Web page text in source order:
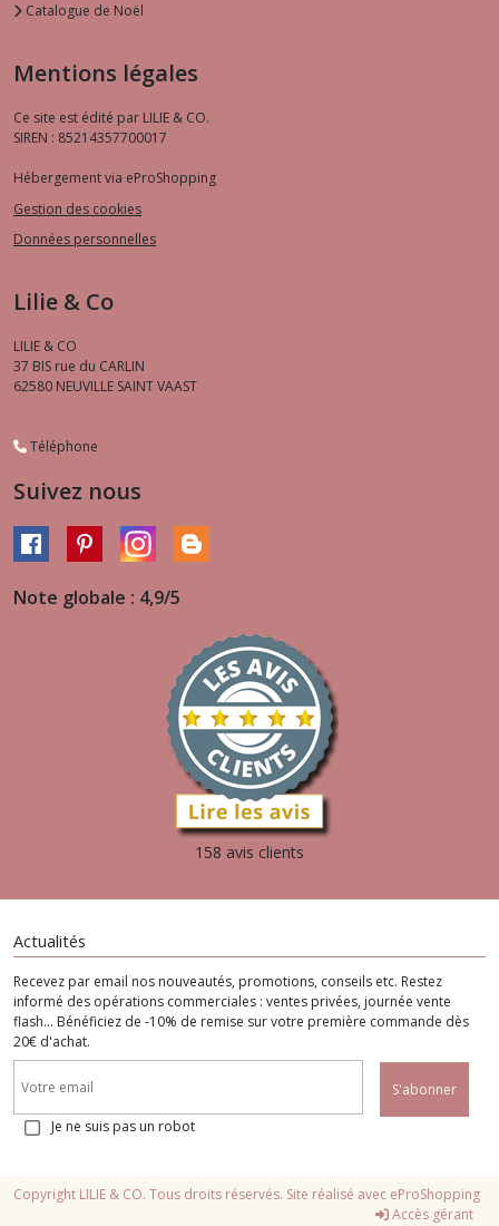
Catalogue de Noël
Mentions légales
Ce site est édité par LILIE & CO.
SIREN : 85214357700017
Hébergement via eProShopping
Gestion des cookies
Données personnelles
Lilie & Co
LILIE & CO
37 BIS rue du CARLIN
62580 NEUVILLE SAINT VAAST
Téléphone
Suivez nous
Note globale : 4,9/5
158 avis clients
Actualités
Recevez par email nos nouveautés, promotions, conseils etc. Restez
informé des opérations commerciales : ventes privées, journée vente
flash... Bénéficiez de -10% de remise sur votre première commande dès
20€ d'achat.
S'abonner
Je ne suis pas un robot
Copyright LILIE & CO. Tous droits réservés. Site réalisé avec eProShopping
Accès gérant